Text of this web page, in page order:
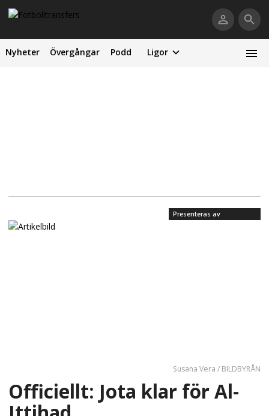
Nyheter Övergångar Podd Ligor
Presenteras av
Susana Vera / BILDBYRÅN
Officiellt: Jota klar för Al-